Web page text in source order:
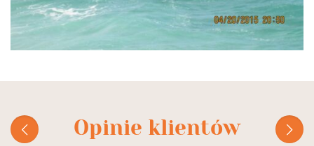
Opinie klientów